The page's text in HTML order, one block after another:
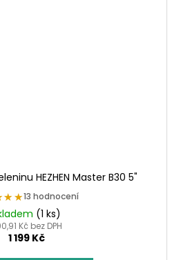
HEZHEN Master B30 5"
13 hodnocení
(1 ks)
Kč bez DPH
1 199 Kč